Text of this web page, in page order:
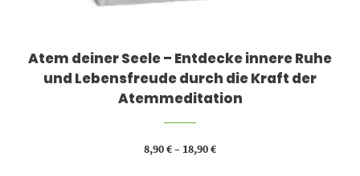
Atem deiner Seele – Entdecke innere Ruhe
und Lebensfreude durch die Kraft der
Atemmeditation
8,90€– 18,90€